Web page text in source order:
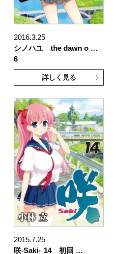
2016.3.25
シノハユ the dawn o …
6
詳しく見る
2015.7.25
咲-Saki- 14 初回 …